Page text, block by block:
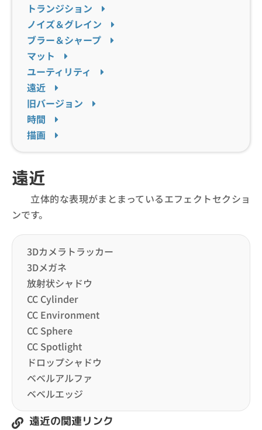
トランジション
ノイズ＆グレイン
ブラー＆シャープ
マット
ユーティリティ
遠近
旧バージョン
時間
描画
遠近
立体的な表現がまとまっているエフェクトセクショ
ンです。
3Dカメラトラッカー
3Dメガネ
放射状シャドウ
CC Cylinder
CC Environment
CC Sphere
CC Spotlight
ドロップシャドウ
ベベルアルファ
ベベルエッジ
遠近の関連リンク